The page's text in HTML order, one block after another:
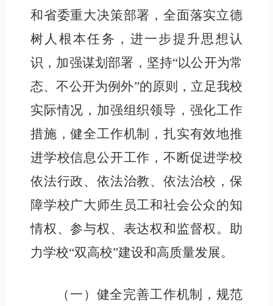
和省委重大决策部署，全面落实立德
树人根本任务，进一步提升思想认
识，加强谋划部署，坚持“以公开为常
态、不公开为例外”的原则， 立足我校
实际情况，加强组织领导，强化工作
措施，健全工作机制，扎实有效地推
进学校信息公开工作 ，不断促进学校
依法行政、依法治教、依法治校， 保
障学校广大师生员工和社会公众的知
情权、参与权、表达权和监督权。 助
力学校“双高校”建设和高质量发展。
（一）健全完善工作机制，规范